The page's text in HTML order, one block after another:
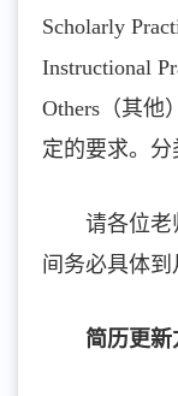
Scholarly
Instructional
Others（其他
定的要求。分
请各位老
间务必具体到
简历更新